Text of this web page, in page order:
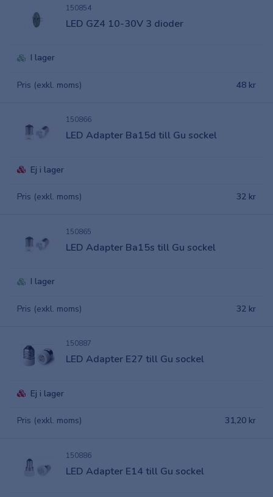
150854
LED GZ4 10-30V 3 dioder
I lager
Pris (exkl. moms) 48 kr
150866
LED Adapter Ba15d till Gu sockel
Ej i lager
Pris (exkl. moms) 32 kr
150865
LED Adapter Ba15s till Gu sockel
I lager
Pris (exkl. moms) 32 kr
150887
LED Adapter E27 till Gu sockel
Ej i lager
Pris (exkl. moms) 31,20 kr
150886
LED Adapter E14 till Gu sockel